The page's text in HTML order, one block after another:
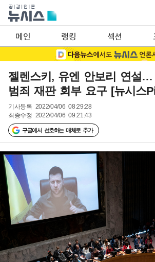
메인 랭킹 섹션
젤렌스키, 유엔 안보리 연설
범죄 재판 회부 요구 [뉴시스
기사등록 2022/04/06 08:29:28
최종수정 2022/04/06 09:21:43
구글에서 선호하는 매체로 추가